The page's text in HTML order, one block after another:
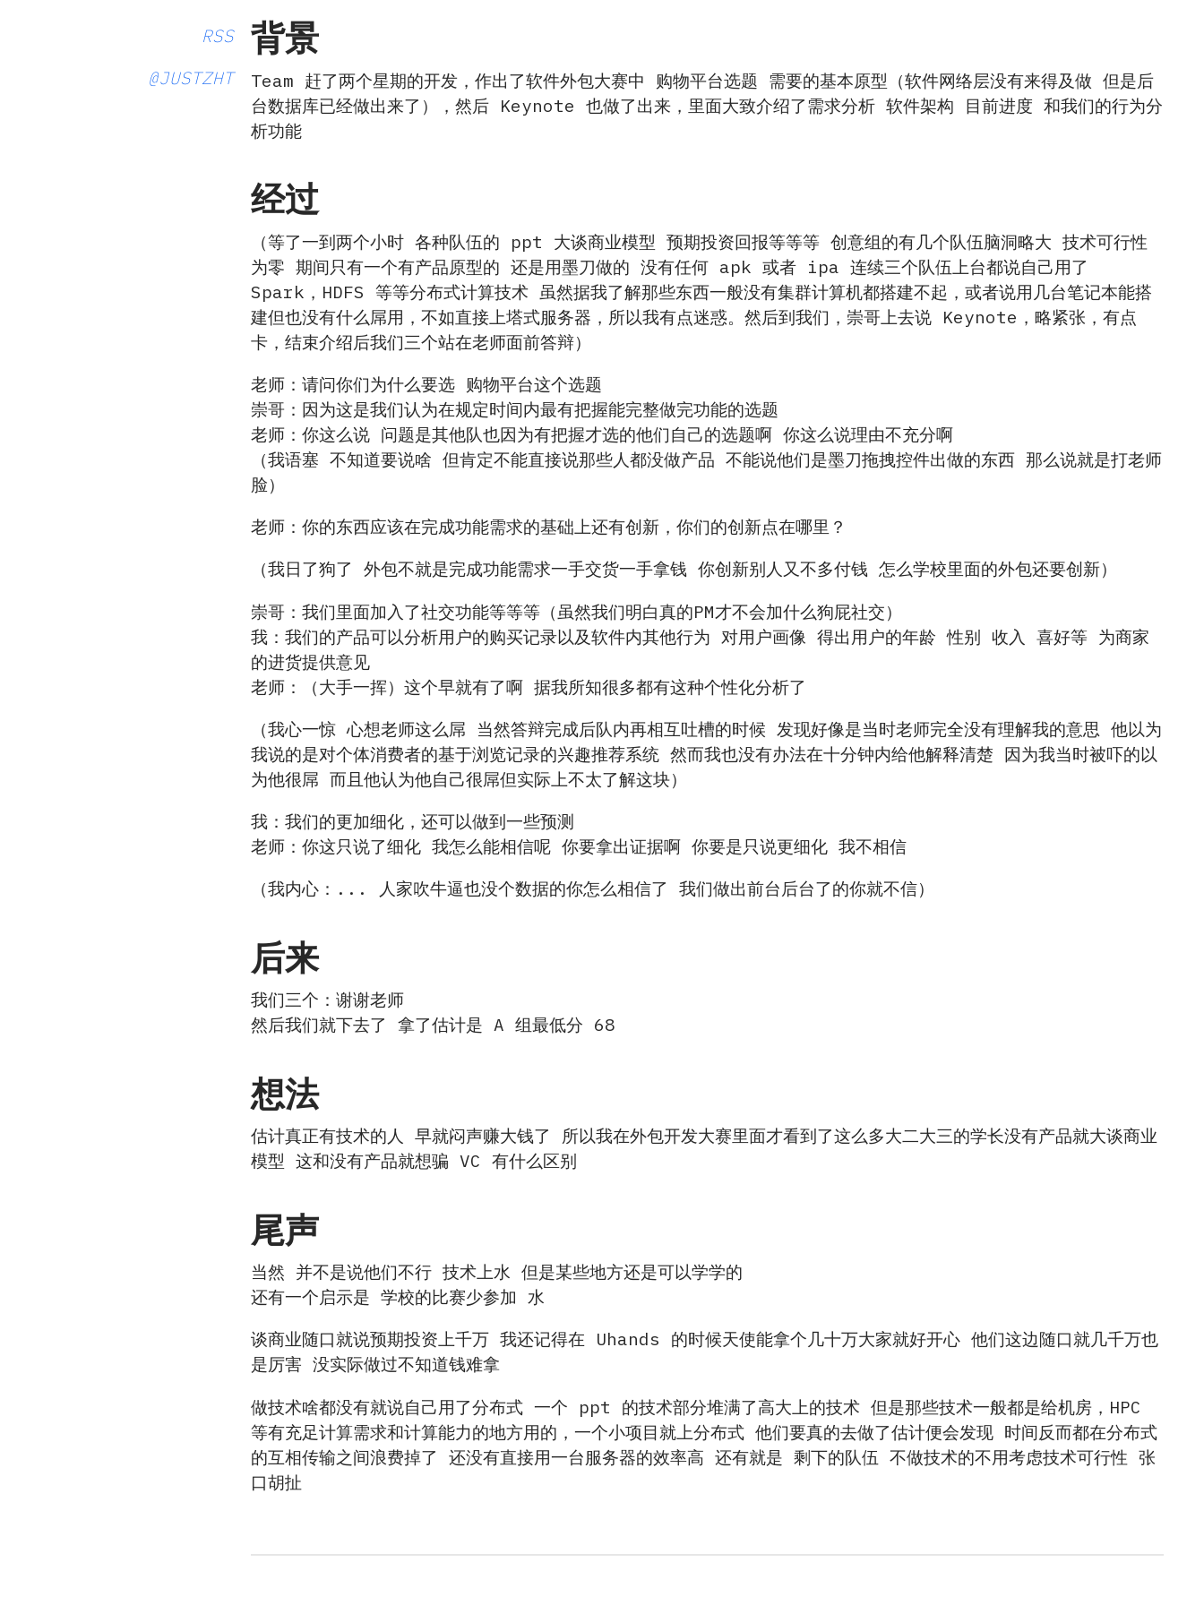
RSS
@JUSTZHT
背景
Team 赶了两个星期的开发，作出了软件外包大赛中 购物平台选题 需要的基本原型（软件网络层没有来得及做 但是后
台数据库已经做出来了），然后 Keynote 也做了出来，里面大致介绍了需求分析 软件架构 目前进度 和我们的行为分
析功能
经过
（等了一到两个小时 各种队伍的 ppt 大谈商业模型 预期投资回报等等等 创意组的有几个队伍脑洞略大 技术可行性
为零 期间只有一个有产品原型的 还是用墨刀做的 没有任何 apk 或者 ipa 连续三个队伍上台都说自己用了
Spark，HDFS 等等分布式计算技术 虽然据我了解那些东西一般没有集群计算机都搭建不起，或者说用几台笔记本能搭
建但也没有什么屌用，不如直接上塔式服务器，所以我有点迷惑。然后到我们，崇哥上去说 Keynote，略紧张，有点
卡，结束介绍后我们三个站在老师面前答辩）
老师：请问你们为什么要选 购物平台这个选题
崇哥：因为这是我们认为在规定时间内最有把握能完整做完功能的选题
老师：你这么说 问题是其他队也因为有把握才选的他们自己的选题啊 你这么说理由不充分啊
（我语塞 不知道要说啥 但肯定不能直接说那些人都没做产品 不能说他们是墨刀拖拽控件出做的东西 那么说就是打老师
脸）
老师：你的东西应该在完成功能需求的基础上还有创新，你们的创新点在哪里？
（我日了狗了 外包不就是完成功能需求一手交货一手拿钱 你创新别人又不多付钱 怎么学校里面的外包还要创新）
崇哥：我们里面加入了社交功能等等等（虽然我们明白真的PM才不会加什么狗屁社交）
我：我们的产品可以分析用户的购买记录以及软件内其他行为 对用户画像 得出用户的年龄 性别 收入 喜好等 为商家
的进货提供意见
老师：（大手一挥）这个早就有了啊 据我所知很多都有这种个性化分析了
（我心一惊 心想老师这么屌 当然答辩完成后队内再相互吐槽的时候 发现好像是当时老师完全没有理解我的意思 他以为
我说的是对个体消费者的基于浏览记录的兴趣推荐系统 然而我也没有办法在十分钟内给他解释清楚 因为我当时被吓的以
为他很屌 而且他认为他自己很屌但实际上不太了解这块）
我：我们的更加细化，还可以做到一些预测
老师：你这只说了细化 我怎么能相信呢 你要拿出证据啊 你要是只说更细化 我不相信
（我内心：... 人家吹牛逼也没个数据的你怎么相信了 我们做出前台后台了的你就不信）
后来
我们三个：谢谢老师
然后我们就下去了 拿了估计是 A 组最低分 68
想法
估计真正有技术的人 早就闷声赚大钱了 所以我在外包开发大赛里面才看到了这么多大二大三的学长没有产品就大谈商业
模型 这和没有产品就想骗 VC 有什么区别
尾声
当然 并不是说他们不行 技术上水 但是某些地方还是可以学学的
还有一个启示是 学校的比赛少参加 水
谈商业随口就说预期投资上千万 我还记得在 Uhands 的时候天使能拿个几十万大家就好开心 他们这边随口就几千万也
是厉害 没实际做过不知道钱难拿
做技术啥都没有就说自己用了分布式 一个 ppt 的技术部分堆满了高大上的技术 但是那些技术一般都是给机房，HPC
等有充足计算需求和计算能力的地方用的，一个小项目就上分布式 他们要真的去做了估计便会发现 时间反而都在分布式
的互相传输之间浪费掉了 还没有直接用一台服务器的效率高 还有就是 剩下的队伍 不做技术的不用考虑技术可行性 张
口胡扯